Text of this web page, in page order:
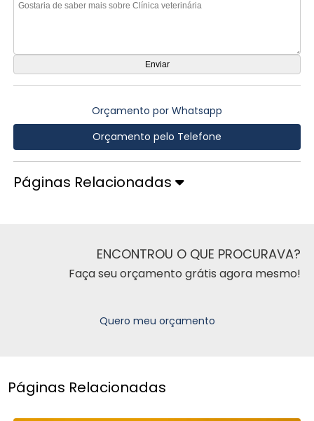
Orçamento por Whatsapp
Orçamento pelo Telefone
Páginas Relacionadas
ENCONTROU O QUE PROCURAVA?
Faça seu orçamento grátis agora mesmo!
Quero meu orçamento
Páginas Relacionadas